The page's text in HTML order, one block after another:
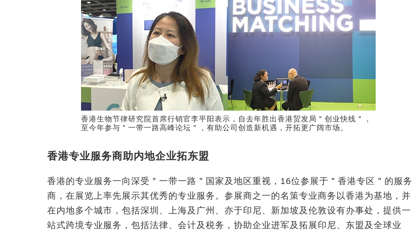
香港生物节律研究院首席行销官李平阳表示，自去年胜出香港贸发局＂创业快线＂，
至今年参与＂一带一路高峰论坛＂，有助公司创造新机遇，开拓更广阔市场。
香港专业服务商助内地企业拓东盟
香港的专业服务一向深受＂一带一路＂国家及地区重视，16位参展于＂香港专区＂的服务
商，在展览上率先展示其优秀的专业服务。参展商之一的名策专业商务以香港为基地，并
在内地多个城市，包括深圳、上海及广州、亦于印尼、新加坡及伦敦设有办事处，提供一
站式跨境专业服务，包括法律、会计及税务，协助企业进军及拓展印尼、东盟及全球业